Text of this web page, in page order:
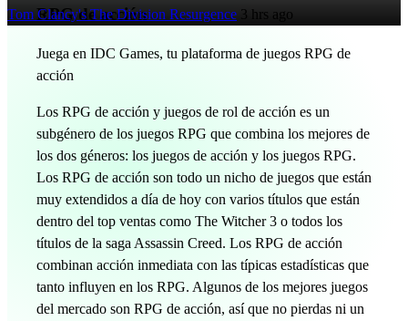
Tom Clancy's The Division Resurgence 3 hrs ago
RPG de acción
Juega en IDC Games, tu plataforma de juegos RPG de
acción
Los RPG de acción y juegos de rol de acción es un
subgénero de los juegos RPG que combina los mejores de
los dos géneros: los juegos de acción y los juegos RPG.
Los RPG de acción son todo un nicho de juegos que están
muy extendidos a día de hoy con varios títulos que están
dentro del top ventas como The Witcher 3 o todos los
títulos de la saga Assassin Creed. Los RPG de acción
combinan acción inmediata con las típicas estadísticas que
tanto influyen en los RPG. Algunos de los mejores juegos
del mercado son RPG de acción, así que no pierdas ni un